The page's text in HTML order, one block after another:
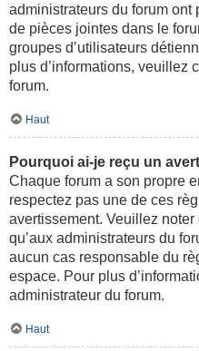
administrateurs du forum ont
de pièces jointes dans le
groupes d’utilisateurs
plus d’informations, veuillez
forum.
Haut
Pourquoi ai-je reçu un
Chaque forum a son propre
respectez pas une de ces
avertissement. Veuillez
qu’aux administrateurs du
aucun cas responsable du
espace. Pour plus
administrateur du forum.
Haut